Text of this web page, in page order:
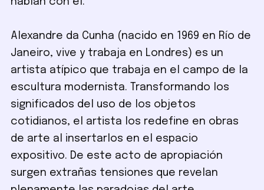
Alexandre da Cunha (nacido en 1969 en Río de
Janeiro, vive y trabaja en Londres) es un
artista atípico que trabaja en el campo de la
escultura modernista. Transformando los
significados del uso de los objetos
cotidianos, el artista los redefine en obras
de arte al insertarlos en el espacio
expositivo. De este acto de apropiación
surgen extrañas tensiones que revelan